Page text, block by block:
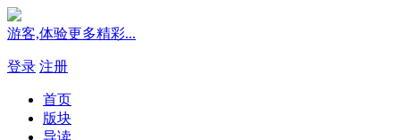
游客,体验更多精彩...
登录 注册
首页
版块
导读